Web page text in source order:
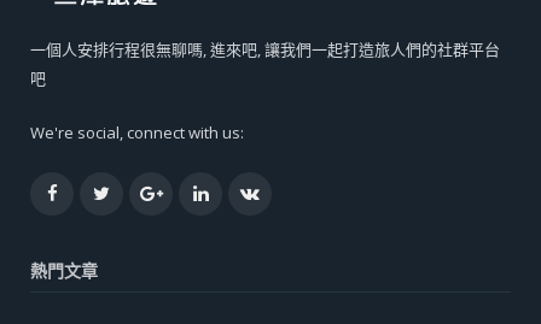
一個人安排行程很無聊嗎, 進來吧, 讓我們一起打造旅人們的社群平台
吧
We're social, connect with us:
FacebookTwitterGoogle+LinkedInVK
熱門文章